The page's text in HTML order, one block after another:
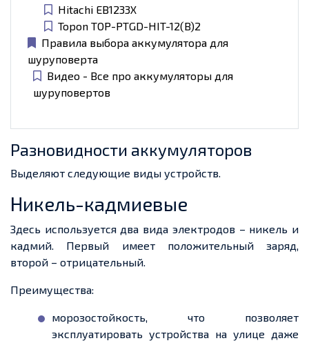
Hitachi EB1233X
Topon TOP-PTGD-HIT-12(B)2
Правила выбора аккумулятора для
шуруповерта
Видео - Все про аккумуляторы для
шуруповертов
Разновидности аккумуляторов
Выделяют следующие виды устройств.
Никель-кадмиевые
Здесь используется два вида электродов – никель и
кадмий. Первый имеет положительный заряд,
второй – отрицательный.
Преимущества:
морозостойкость, что позволяет
эксплуатировать устройства на улице даже